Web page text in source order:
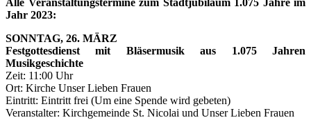
Alle Veranstaltungstermine zum Stadtjubiläum 1.075 Jahre im
Jahr 2023:
SONNTAG, 26. MÄRZ
Festgottesdienst mit Bläsermusik aus 1.075 Jahren
Musikgeschichte
Zeit: 11:00 Uhr
Ort: Kirche Unser Lieben Frauen
Eintritt: Eintritt frei (Um eine Spende wird gebeten)
Veranstalter: Kirchgemeinde St. Nicolai und Unser Lieben Frauen